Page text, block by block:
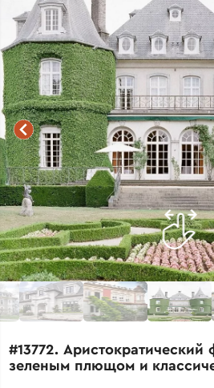
#13772. Аристократический
зеленым плющом и